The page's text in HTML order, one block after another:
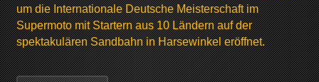
um die Internationale Deutsche Meisterschaft im
Supermoto mit Startern aus 10 Ländern auf der
spektakulären Sandbahn in Harsewinkel eröffnet.